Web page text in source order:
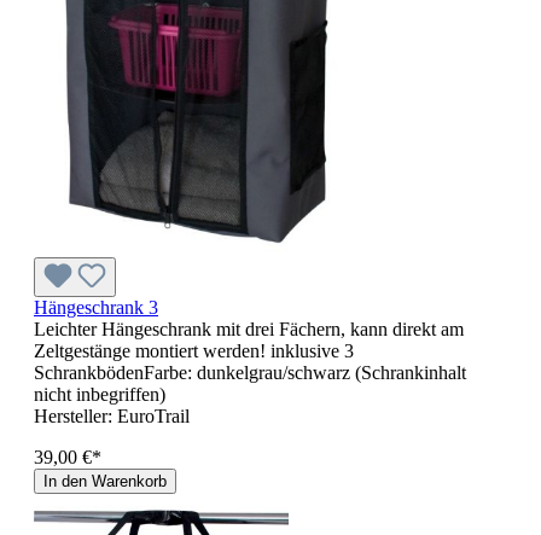
Hängeschrank 3
Leichter Hängeschrank mit drei Fächern, kann direkt am
Zeltgestänge montiert werden! inklusive 3
SchrankbödenFarbe: dunkelgrau/schwarz (Schrankinhalt
nicht inbegriffen)
Hersteller: EuroTrail
39,00 €*
In den Warenkorb